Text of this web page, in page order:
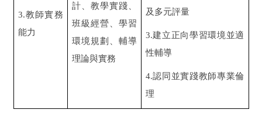
3.教師實務
能力
計、教學實踐、
班級經營、學習
環境規劃、輔導
理論與實務
及多元評量
3.建立正向學習環境並適
性輔導
4.認同並實踐教師專業倫
理